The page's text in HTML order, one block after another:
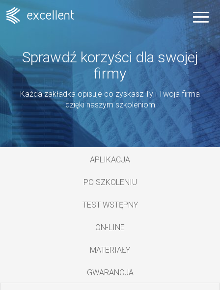
Sprawdź korzyści dla swojej
firmy
Każda zakładka opisuje co zyskasz Ty i Twoja firma
dzięki naszym szkoleniom
APLIKACJA
PO SZKOLENIU
TEST WSTĘPNY
ON-LINE
MATERIAŁY
GWARANCJA